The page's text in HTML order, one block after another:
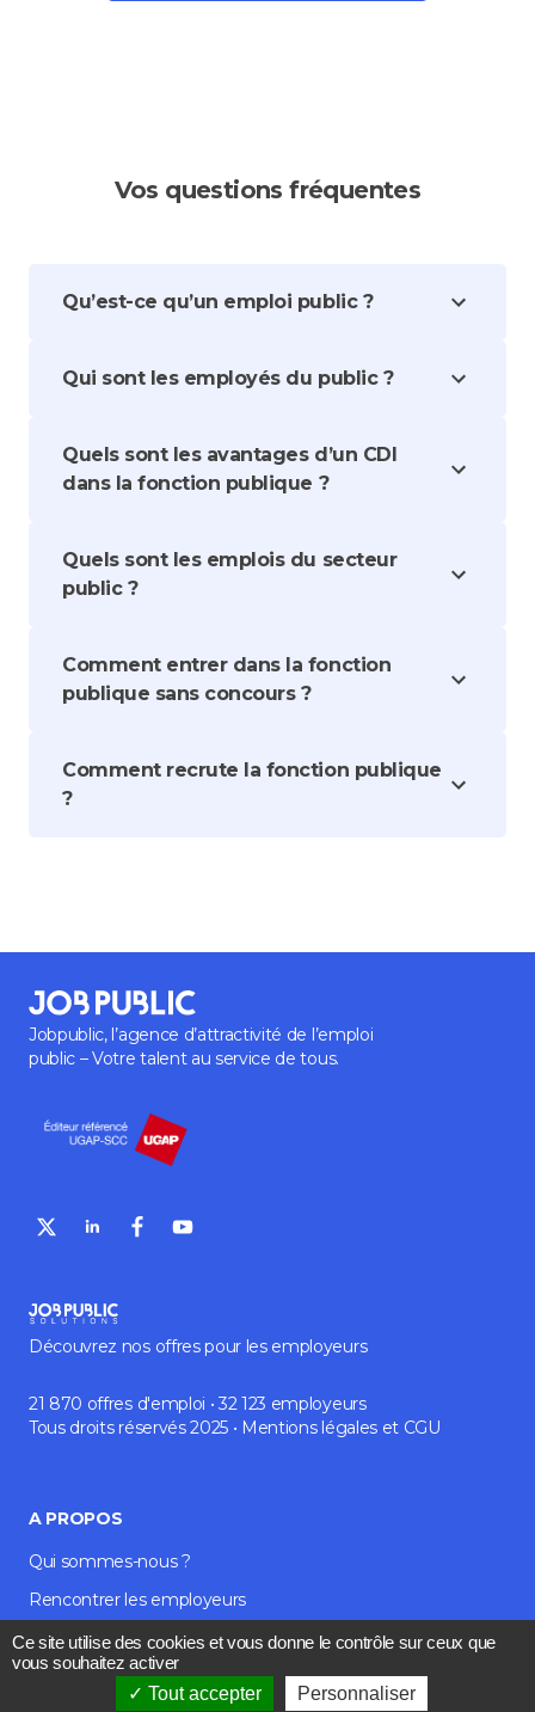
Vos questions fréquentes
Qu’est-ce qu’un emploi public ?
Qui sont les employés du public ?
Quels sont les avantages d’un CDI
dans la fonction publique ?
Quels sont les emplois du secteur
public ?
Comment entrer dans la fonction
publique sans concours ?
Comment recrute la fonction publique
?
Jobpublic, l’agence d’attractivité de l’emploi
public – Votre talent au service de tous.
Découvrez nos offres pour les employeurs
21 870 offres d'emploi • 32 123 employeurs
Tous droits réservés 2025 • Mentions légaleset CGU
A PROPOS
Qui sommes-nous ?
Rencontrer les employeurs
Média et blog
Contact
Ce site utilise des cookies et vous donne le contrôle sur ceux que
vous souhaitez activer
Tout accepter
Personnaliser